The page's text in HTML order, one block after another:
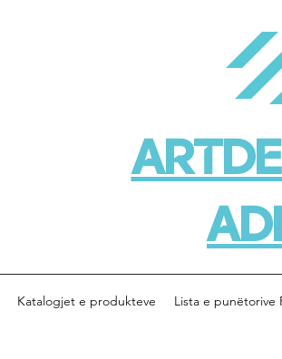
Katalogjet e produkteve Lista e punëtorive